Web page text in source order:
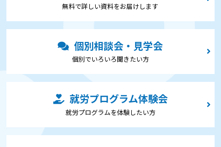
無料で詳しい資料をお届けします
個別相談会・見学会
個別でいろいろ聞きたい⽅
就労プログラム体験会
就労プログラムを体験したい⽅